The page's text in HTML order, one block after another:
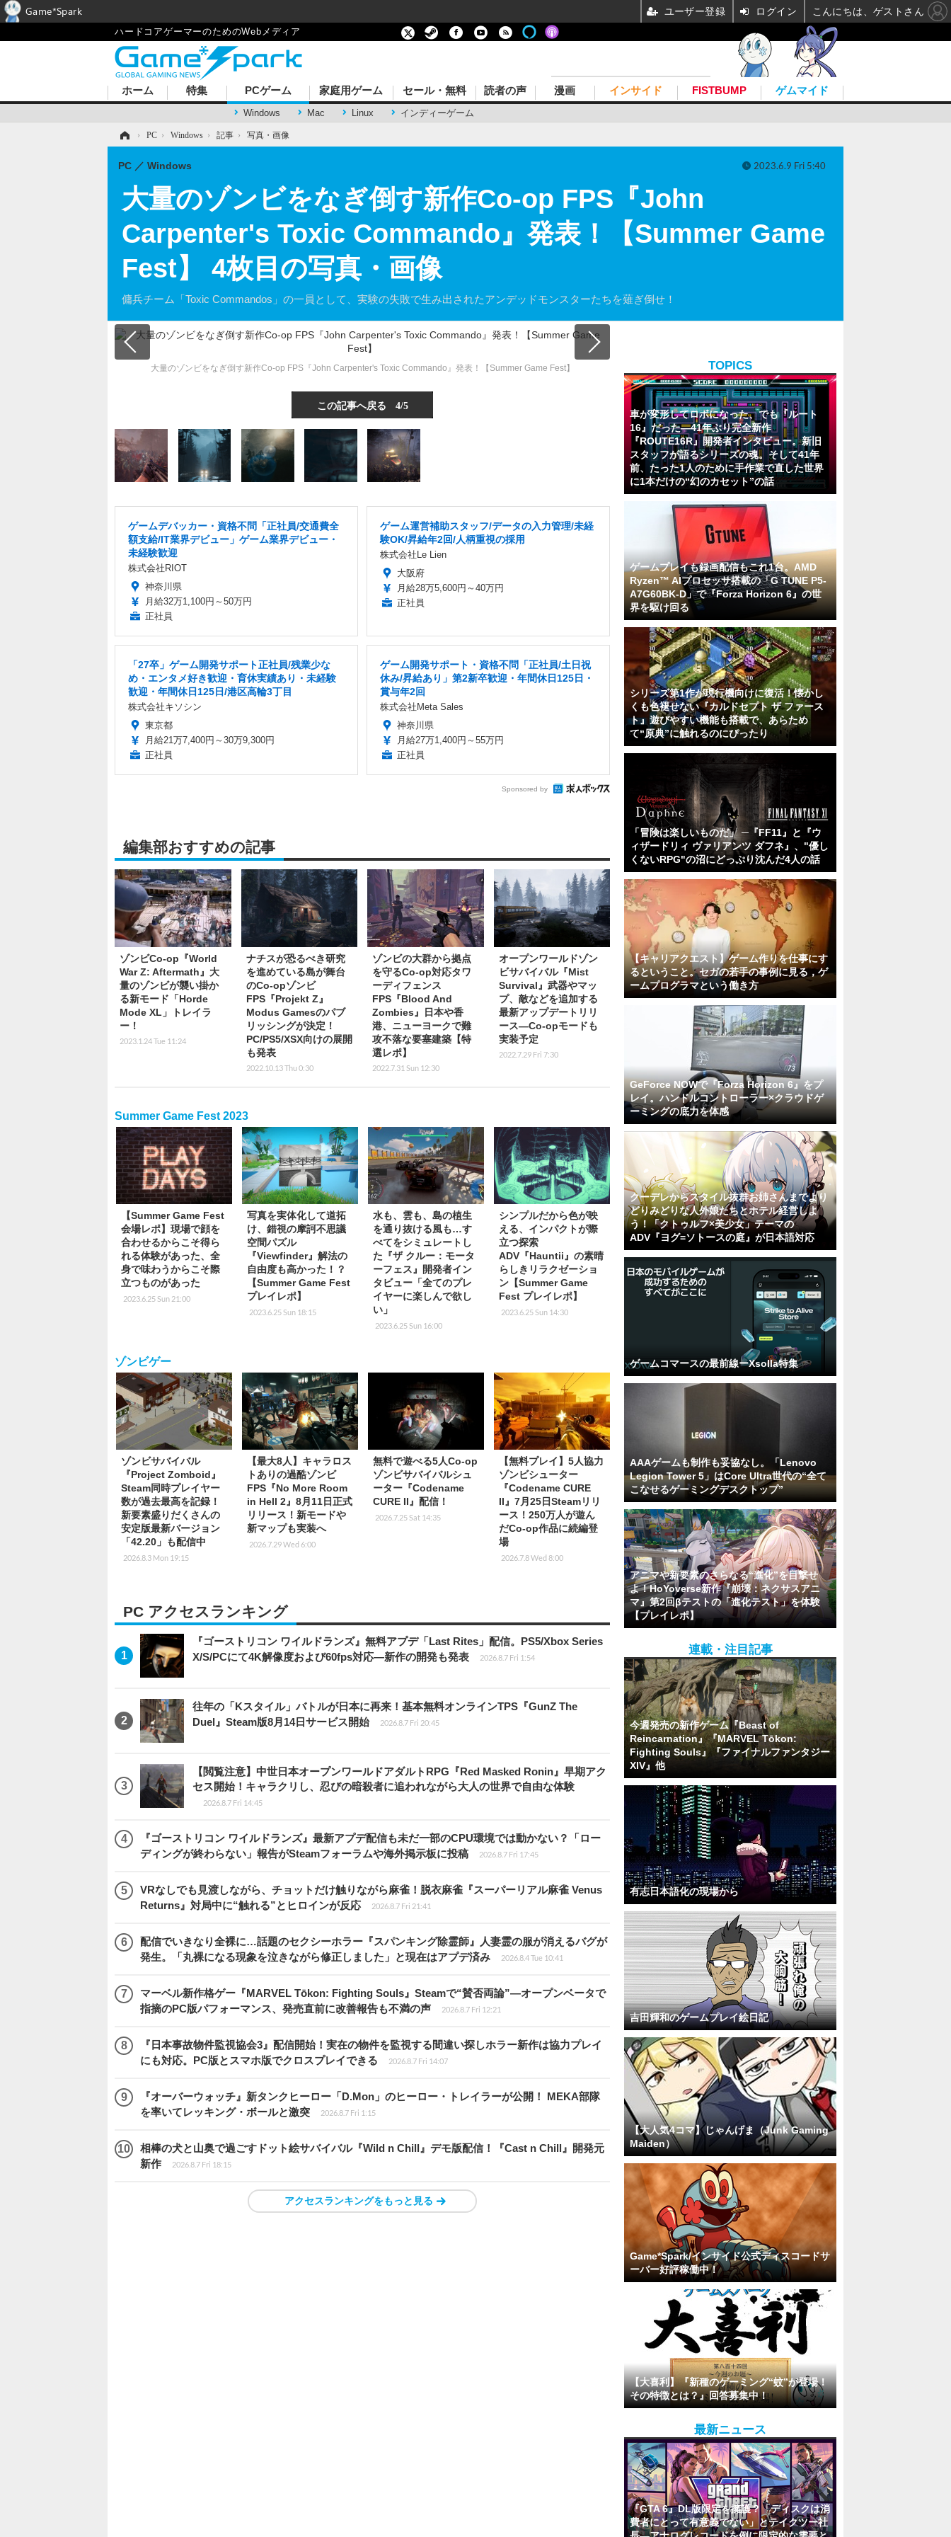
ハードコアゲーマーのためのWebメディア
ホーム 特集 PCゲーム
Windows Mac Linux インディーゲーム
家庭用ゲーム セール・無料 読者の声 漫画 インサイド FISTBUMP ゲムマイド
› PC › Windows › 記事 › 写真・画像
大量のゾンビをなぎ倒す新作Co-op FPS『John
Carpenter's Toxic Commando』発表！【Summer Game
Fest】 4枚目の写真・画像
傭兵チーム「Toxic Commandos」の一員として、実験の失敗で生み出されたアンデッドモンスターたちを薙ぎ倒せ！
PC Windows 2023.6.9 Fri 5:40
大量のゾンビをなぎ倒す新作Co-op FPS『John Carpenter's Toxic Commando』発表！【Summer Game Fest】
この記事へ戻る 4/5
ゲームデバッカー・資格不問「正社員/交通費全
額支給/IT業界デビュー」ゲーム業界デビュー・
未経験歓迎
株式会社RIOT
神奈川県
月給32万1,100円～50万円
正社員
ゲーム運営補助スタッフ/データの入力管理/未経
験OK/昇給年2回/人柄重視の採用
株式会社Le Lien
大阪府
月給28万5,600円～40万円
正社員
「27卒」ゲーム開発サポート正社員/残業少な
め・エンタメ好き歓迎・育休実績あり・未経験
歓迎・年間休日125日/港区高輪3丁目
株式会社キソシン
東京都
月給21万7,400円～30万9,300円
正社員
ゲーム開発サポート・資格不問「正社員/土日祝
休み/昇給あり」第2新卒歓迎・年間休日125日・
賞与年2回
株式会社Meta Sales
神奈川県
月給27万1,400円～55万円
正社員
Sponsored by
編集部おすすめの記事
ゾンビCo-op『World
War Z: Aftermath』大
量のゾンビが襲い掛か
る新モード「Horde
Mode XL」トレイラ
ー！
2023.1.24 Tue 11:24
ナチスが恐るべき研究
を進めている島が舞台
のCo-opゾンビ
FPS『Projekt Z』
Modus Gamesのパブ
リッシングが決定！
PC/PS5/XSX向けの展開
も発表
2022.10.13 Thu 0:30
ゾンビの大群から拠点
を守るCo-op対応タワ
ーディフェンス
FPS『Blood And
Zombies』日本や香
港、ニューヨークで難
攻不落な要塞建築【特
選レポ】
2022.7.31 Sun 12:30
オープンワールドゾン
ビサバイバル『Mist
Survival』武器やマッ
プ、敵などを追加する
最新アップデートリリ
ース―Co-opモードも
実装予定
2022.7.29 Fri 7:30
Summer Game Fest 2023
【Summer Game Fest
会場レポ】現場で顔を
合わせるからこそ得ら
れる体験があった、全
身で味わうからこそ際
立つものがあった
2023.6.25 Sun 21:00
写真を実体化して道拓
け、錯視の摩訶不思議
空間パズル
『Viewfinder』解法の
自由度も高かった！？
【Summer Game Fest
プレイレポ】
2023.6.25 Sun 18:15
水も、雲も、島の植生
を通り抜ける風も…す
べてをシミュレートし
た『ザ クルー：モータ
ーフェス』開発者イン
タビュー「全てのプレ
イヤーに楽しんで欲し
い」
2023.6.25 Sun 16:00
シンプルだから色が映
える、インパクトが際
立つ探索
ADV『Hauntii』の素晴
らしきリラクゼーショ
ン【Summer Game
Fest プレイレポ】
2023.6.25 Sun 14:30
ゾンビゲー
ゾンビサバイバル
『Project Zomboid』
Steam同時プレイヤー
数が過去最高を記録！
新要素盛りだくさんの
安定版最新バージョン
「42.20」も配信中
2026.8.3 Mon 19:15
【最大8人】キャラロス
トありの過酷ゾンビ
FPS『No More Room
in Hell 2』8月11日正式
リリース！新モードや
新マップも実装へ
2026.7.29 Wed 6:00
無料で遊べる5人Co-op
ゾンビサバイバルシュ
ーター『Codename
CURE II』配信！
2026.7.25 Sat 14:35
【無料プレイ】5人協力
ゾンビシューター
『Codename CURE
II』7月25日Steamリリ
ース！250万人が遊ん
だCo-op作品に続編登
場
2026.7.8 Wed 8:00
PC アクセスランキング
『ゴーストリコン ワイルドランズ』無料アプデ「Last Rites」配信。PS5/Xbox Series
X/S/PCにて4K解像度および60fps対応―新作の開発も発表
2026.8.7 Fri 1:54
往年の「Kスタイル」バトルが日本に再来！基本無料オンラインTPS『GunZ The
Duel』Steam版8月14日サービス開始
2026.8.7 Fri 20:45
【閲覧注意】中世日本オープンワールドアダルトRPG『Red Masked Ronin』早期アク
セス開始！キャラクリし、忍びの暗殺者に追われながら大人の世界で自由な体験
2026.8.7 Fri 14:45
『ゴーストリコン ワイルドランズ』最新アプデ配信も未だ一部のCPU環境では動かない？「ロー
ディングが終わらない」報告がSteamフォーラムや海外掲示板に投稿
2026.8.7 Fri 17:45
VRなしでも見渡しながら、チョットだけ触りながら麻雀！脱衣麻雀『スーパーリアル麻雀 Venus
Returns』対局中に“触れる”とヒロインが反応
2026.8.7 Fri 21:41
配信でいきなり全裸に…話題のセクシーホラー『スパンキング除霊師』人妻霊の服が消えるバグが
発生。「丸裸になる現象を泣きながら修正しました」と現在はアプデ済み
2026.8.4 Tue 10:41
マーベル新作格ゲー『MARVEL Tōkon: Fighting Souls』Steamで“賛否両論”―オープンベータで
指摘のPC版パフォーマンス、発売直前に改善報告も不満の声
2026.8.7 Fri 12:21
『日本事故物件監視協会3』配信開始！実在の物件を監視する間違い探しホラー新作は協力プレイ
にも対応。PC版とスマホ版でクロスプレイできる
2026.8.7 Fri 14:07
『オーバーウォッチ』新タンクヒーロー「D.Mon」のヒーロー・トレイラーが公開！ MEKA部隊
を率いてレッキング・ボールと激突
2026.8.7 Fri 1:15
相棒の犬と山奥で過ごすドット絵サバイバル『Wild n Chill』デモ版配信！『Cast n Chill』開発元
新作
2026.8.7 Fri 18:15
アクセスランキングをもっと見る
TOPICS
車が変形してロボになった、でも『ルート
16』だった―41年ぶり完全新作
『ROUTE16R』開発者インタビュー。新旧
スタッフが語るシリーズの魂。そして41年
前、たった1人のために手作業で直した世界
に1本だけの“幻のカセット”の話
ゲームプレイも録画配信もこれ1台。AMD
Ryzen™ AIプロセッサ搭載の「G TUNE P5-
A7G60BK-D」で『Forza Horizon 6』の世
界を駆け回る
シリーズ第1作が現行機向けに復活！懐かし
くも色褪せない『カルドセプト ザ ファース
ト』遊びやすい機能も搭載で、あらため
て“原典”に触れるのにぴったり
「冒険は楽しいものだ」 ─『FF11』と『ウ
ィザードリィ ヴァリアンツ ダフネ』、"優し
くないRPG"の沼にどっぷり沈んだ4人の話
【キャリアクエスト】ゲーム作りを仕事にす
るということ。セガの若手の事例に見る，ゲ
ームプログラマという働き方
GeForce NOWで『Forza Horizon 6』をプ
レイ。ハンドルコントローラー×クラウドゲ
ーミングの底力を体感
クーデレからスタイル抜群お姉さんまでより
どりみどりな人外娘たちとホテル経営しよ
う！「クトゥルフ×美少女」テーマの
ADV『ヨグ=ソトースの庭』が日本語対応
ゲームコマースの最前線ーXsolla特集
AAAゲームも制作も妥協なし。「Lenovo
Legion Tower 5」はCore Ultra世代の“全て
こなせるゲーミングデスクトップ”
アニマや新要素のさらなる“進化”を目撃せ
よ！HoYoverse新作『崩壊：ネクサスアニ
マ』第2回βテストの「進化テスト」を体験
【プレイレポ】
連載・注目記事
今週発売の新作ゲーム『Beast of
Reincarnation』『MARVEL Tōkon:
Fighting Souls』『ファイナルファンタジー
XIV』他
有志日本語化の現場から
吉田輝和のゲームプレイ絵日記
【大人気4コマ】じゃんげま（Junk Gaming
Maiden）
Game*Spark/インサイド公式ディスコードサ
ーバー好評稼働中！
【大喜利】『新種のゲーミング“蚊”が登場！
その特徴とは？』回答募集中！
最新ニュース
『GTA 6』DL版限定を擁護？「ディスクは消
費者にとって有意義でない」とテイクツー社
Game*Spark ユーザー登録 ログイン こんにちは、ゲストさん